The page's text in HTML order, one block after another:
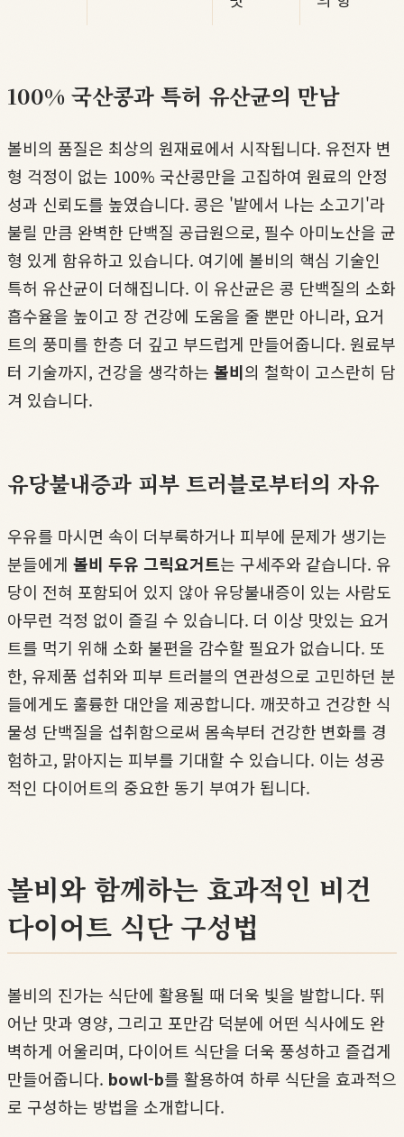
100% 국산콩과 특허 유산균의 만남
볼비의 품질은 최상의 원재료에서 시작됩니다. 유전자 변
형 걱정이 없는 100% 국산콩만을 고집하여 원료의 안정
성과 신뢰도를 높였습니다. 콩은 '밭에서 나는 소고기'라
불릴 만큼 완벽한 단백질 공급원으로, 필수 아미노산을 균
형 있게 함유하고 있습니다. 여기에 볼비의 핵심 기술인
특허 유산균이 더해집니다. 이 유산균은 콩 단백질의 소화
흡수율을 높이고 장 건강에 도움을 줄 뿐만 아니라, 요거
트의 풍미를 한층 더 깊고 부드럽게 만들어줍니다. 원료부
터 기술까지, 건강을 생각하는 볼비의 철학이 고스란히 담
겨 있습니다.
유당불내증과 피부 트러블로부터의 자유
우유를 마시면 속이 더부룩하거나 피부에 문제가 생기는
분들에게 볼비 두유 그릭요거트는 구세주와 같습니다. 유
당이 전혀 포함되어 있지 않아 유당불내증이 있는 사람도
아무런 걱정 없이 즐길 수 있습니다. 더 이상 맛있는 요거
트를 먹기 위해 소화 불편을 감수할 필요가 없습니다. 또
한, 유제품 섭취와 피부 트러블의 연관성으로 고민하던 분
들에게도 훌륭한 대안을 제공합니다. 깨끗하고 건강한 식
물성 단백질을 섭취함으로써 몸속부터 건강한 변화를 경
험하고, 맑아지는 피부를 기대할 수 있습니다. 이는 성공
적인 다이어트의 중요한 동기 부여가 됩니다.
볼비와 함께하는 효과적인 비건
다이어트 식단 구성법
볼비의 진가는 식단에 활용될 때 더욱 빛을 발합니다. 뛰
어난 맛과 영양, 그리고 포만감 덕분에 어떤 식사에도 완
벽하게 어울리며, 다이어트 식단을 더욱 풍성하고 즐겁게
만들어줍니다. bowl-b를 활용하여 하루 식단을 효과적으
로 구성하는 방법을 소개합니다.